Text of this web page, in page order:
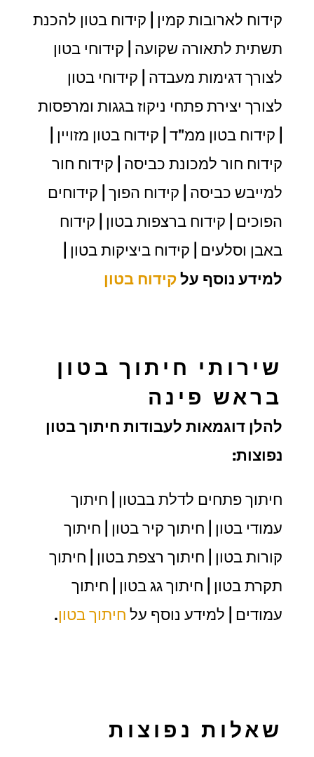
קידוח לארובות קמין | קידוח בטון להכנת
תשתית לתאורה שקועה | קידוחי בטון
לצורך דגימות מעבדה | קידוחי בטון
לצורך יצירת פתחי ניקוז בגגות ומרפסות
| קידוח בטון ממ"ד | קידוח בטון מזויין |
קידוח חור למכונת כביסה | קידוח חור
למייבש כביסה | קידוח הפוך | קידוחים
הפוכים | קידוח ברצפות בטון | קידוח
באבן וסלעים | קידוח ביציקות בטון |
למידע נוסף עלקידוח בטון
שירותי חיתוך בטון
בראש פינה
להלן דוגמאות לעבודות חיתוך בטון
נפוצות:
חיתוך פתחים לדלת בבטון | חיתוך
עמודי בטון | חיתוך קיר בטון | חיתוך
קורות בטון | חיתוך רצפת בטון | חיתוך
תקרת בטון | חיתוך גג בטון | חיתוך
עמודים | למידע נוסף על חיתוך בטון.
שאלות נפוצות